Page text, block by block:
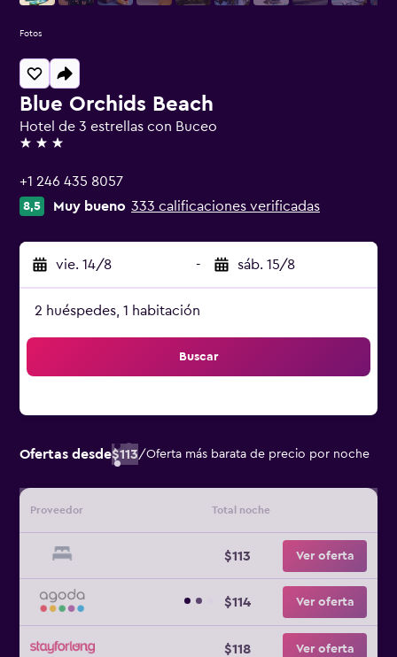
Blue Orchids Beach
Hotel de 3 estrellas con Buceo
3 estrellas
+1 246 435 8057
8,5 Muy bueno 333 calificaciones verificadas
vie. 14/8 - sáb. 15/8
2 huéspedes, 1 habitación
Buscar
Ofertas desde$113/Oferta más barata de precio por noche
Proveedor Total noche
$113 Ver oferta
$114 Ver oferta
$118 Ver oferta
Fotos